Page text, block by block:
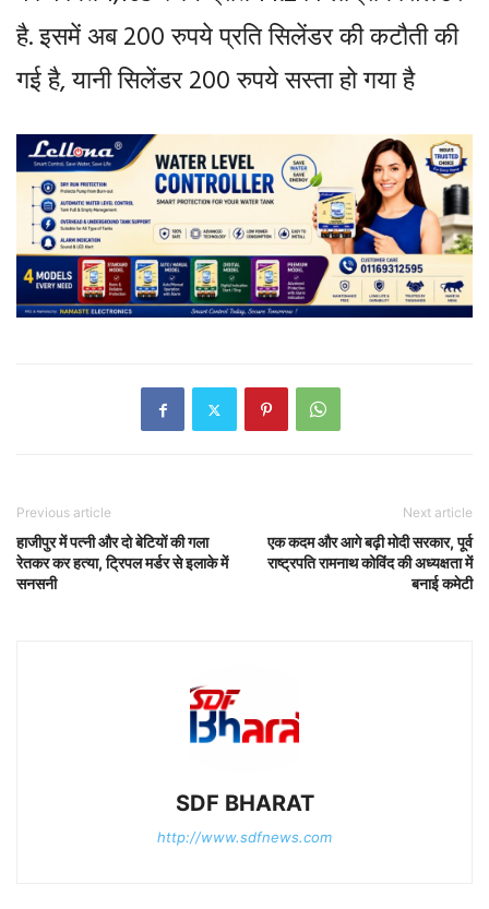
है. इसमें अब 200 रुपये प्रति सिलेंडर की कटौती की
गई है, यानी सिलेंडर 200 रुपये सस्ता हो गया है
Previous article
हाजीपुर में पत्नी और दो बेटियों की गला
रेतकर कर हत्या, ट्रिपल मर्डर से इलाके में
सनसनी
Next article
एक कदम और आगे बढ़ी मोदी सरकार, पूर्व
राष्ट्रपति रामनाथ कोविंद की अध्यक्षता में
बनाई कमेटी
SDF BHARAT
http://www.sdfnews.com